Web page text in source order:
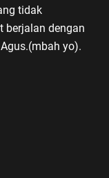
tidak
berjalan dengan
yo).